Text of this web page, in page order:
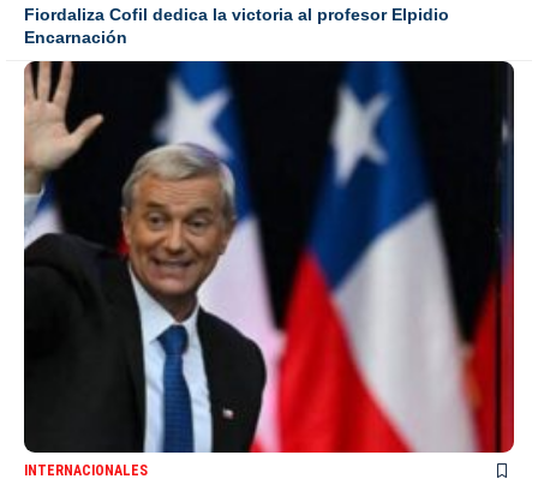
Fiordaliza Cofil dedica la victoria al profesor Elpidio
Encarnación
INTERNACIONALES